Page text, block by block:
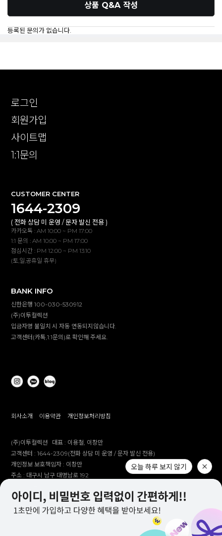
상품 Q&A 작성
등록된 문의가 없습니다.
로그인
회원가입
사이트맵
1:1문의
CUSTOMER CENTER
1644-2309
( 전화 상담 미 운영 / 문자 발신 전용 )
카카오톡 : AM 10:00 ~ PM 17:00
1:1 문의 : AM 10:00 ~ PM 17:00
점심시간 : PM 12:00 ~ PM 13:10
(토,일,공휴일 휴무)
BANK INFO
신한은행 100-030-530912
(주)이투컬렉션
입금자명 불일치 시 자동 연동되지않습니다.
고객센터(카톡,1:1문의)로 확인해 주세요.
회사소개 이용약관 개인정보처리방침
(주)이투컬렉션 대표 : 이용철, 이창만
고객센터 :1644-2309(전화 상담 미 운영 / 문자 발신 전용)
개인정보 보호책임자 : 이창만
주소 : 대구시 남구 대명남로 192
통신판매업 신고번호 :제 2012-대구남구-0241호
제안 문의 : e2co@dailylike.co.kr
오늘 하루 보지 않기